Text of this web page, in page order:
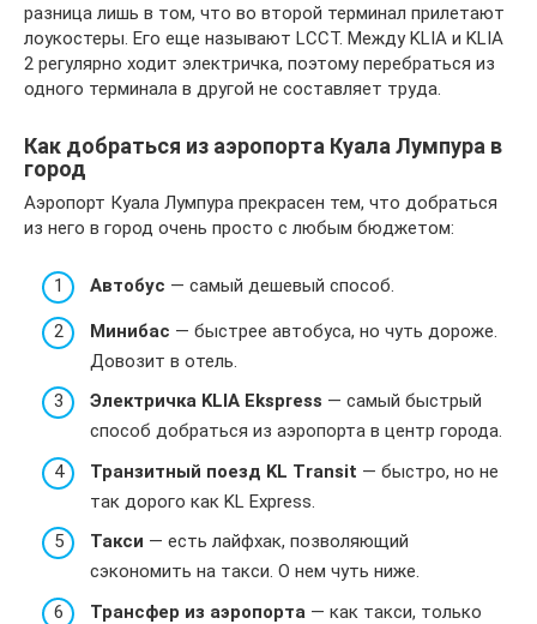
разница лишь в том, что во второй терминал прилетают
лоукостеры. Его еще называют LCCT. Между KLIA и KLIA
2 регулярно ходит электричка, поэтому перебраться из
одного терминала в другой не составляет труда.
Как добраться из аэропорта Куала Лумпура в
город
Аэропорт Куала Лумпура прекрасен тем, что добраться
из него в город очень просто с любым бюджетом:
Автобус — самый дешевый способ.
Минибас — быстрее автобуса, но чуть дороже.
Довозит в отель.
Электричка KLIA Ekspress — самый быстрый
способ добраться из аэропорта в центр города.
Транзитный поезд KL Transit — быстро, но не
так дорого как KL Express.
Такси — есть лайфхак, позволяющий
сэкономить на такси. О нем чуть ниже.
Трансфер из аэропорта — как такси, только